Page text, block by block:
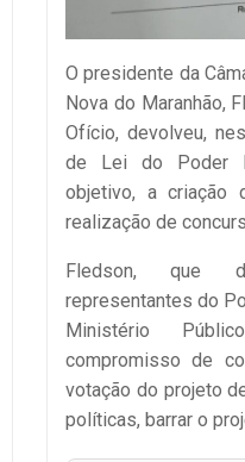
O presidente da
Nova do Maranhão,
Ofício, devolveu,
de Lei do Poder
objetivo, a criação
realização de
Fledson, que
representantes do
Ministério
compromisso de
votação do projeto
políticas, barrar o